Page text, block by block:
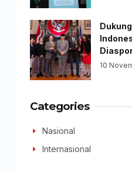
10
Categories
Nasional
Internasional